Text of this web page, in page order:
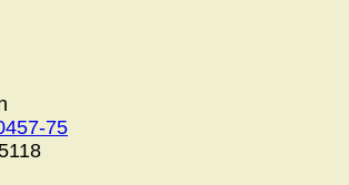
75